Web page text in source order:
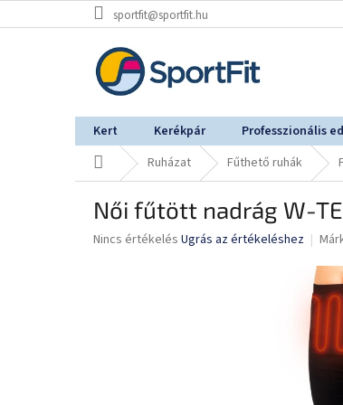
a
sportfit@sportfit.hu
Kert Kerékpár Professzionális
KezdőlapRuházat Fűthető ruhák
Női fűtött nadrág W-
A
Nincs értékelés Ugrás az értékeléshez